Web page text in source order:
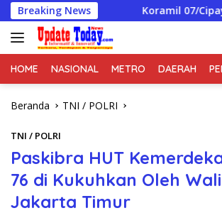
Langsung
ke
konten
Breaking NewsKoramil 07/Cipayung Gelar
HOME NASIONAL METRO DAERAH
Beranda TNI / POLRI
TNI / POLRI
Paskibra HUT
76 di Kukuhkan Oleh
Jakarta Timur